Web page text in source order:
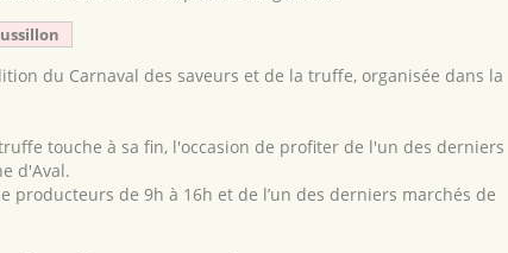
du Carnaval des saveurs et de la truffe, organisée dans la
touche à sa fin, l'occasion de profiter de l'un des derniers
d'Aval.
producteurs de 9h à 16h et de l’un des derniers marchés de